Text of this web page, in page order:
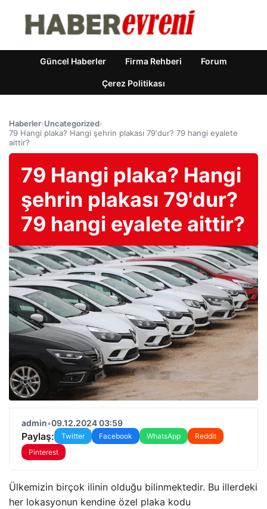
Güncel Haberler Firma Rehberi Forum
Çerez Politikası
Haberler›Uncategorized›
79 Hangi plaka? Hangi şehrin plakası 79'dur? 79 hangi eyalete
aittir?
79 Hangi plaka? Hangi
şehrin plakası 79'dur?
79 hangi eyalete aittir?
admin•09.12.2024 03:59
Paylaş: Twitter Facebook WhatsApp
Reddit
Pinterest
Ülkemizin birçok ilinin olduğu bilinmektedir. Bu illerdeki
her lokasyonun kendine özel plaka kodu